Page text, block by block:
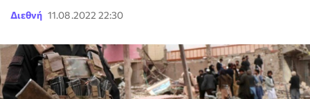
Διεθνή 11.08.2022 22:30